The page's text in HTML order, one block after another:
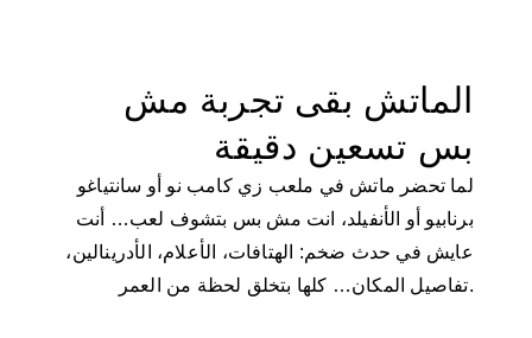
الماتش بقى تجربة مش
بس تسعين دقيقة
لما تحضر ماتش في ملعب زي كامب نو أو سانتياغو
برنابيو أو الأنفيلد، انت مش بس بتشوف لعب… أنت
عايش في حدث ضخم: الهتافات، الأعلام، الأدرينالين،
تفاصيل المكان… كلها بتخلق لحظة من العمر.